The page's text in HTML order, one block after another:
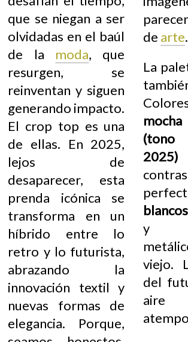
que se niegan a ser
olvidadas en el baúl
de la moda, que
resurgen, se
reinventan y siguen
generando impacto.
El crop top es una
de ellas. En 2025,
lejos de
desaparecer, esta
prenda icónica se
transforma en un
híbrido entre lo
retro y lo futurista,
abrazando la
innovación textil y
nuevas formas de
elegancia. Porque,
de arte.
La
2025)
y
viejo.
del